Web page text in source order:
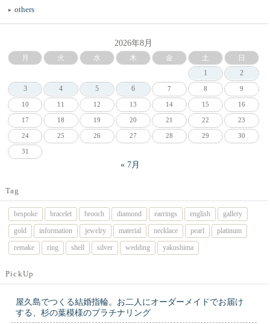
others
2026年8月
月 火 水 木 金 土
日
1
2
3
4 5 6 7 8 9
10 11 12 13 14 15 16
17 18 19 20 21 22 23
24 25 26 27 28 29 30
31
« 7月
Tag
bespoke bracelet brooch diamond earrings english
gallery
gold
information jewelry material necklace pearl
platinum
remake
ring shell silver wedding yakushima
PickUp
屋久島でつくる結婚指輪。お二人にオーダーメイドでお届け
する、杉の葉模様のプラチナリング